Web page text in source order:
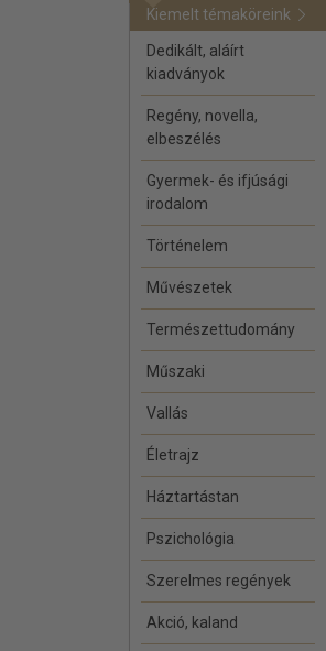
Kiemelt témaköreink
Dedikált, aláírt
kiadványok
Regény, novella,
elbeszélés
Gyermek- és ifjúsági
irodalom
Történelem
Művészetek
Természettudomány
Műszaki
Vallás
Életrajz
Háztartástan
Pszichológia
Szerelmes regények
Akció, kaland